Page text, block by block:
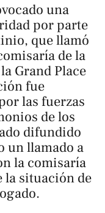
una
por parte
que llamó
de la
Grand Place
fue
las fuerzas
de los
difundido
un llamado a
la comisaría
situación de